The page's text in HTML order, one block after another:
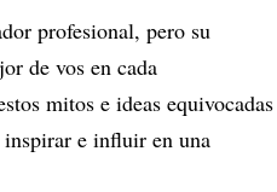
profesional, pero su
de vos en cada
mitos e ideas equivocadas
inspirar e influir en una